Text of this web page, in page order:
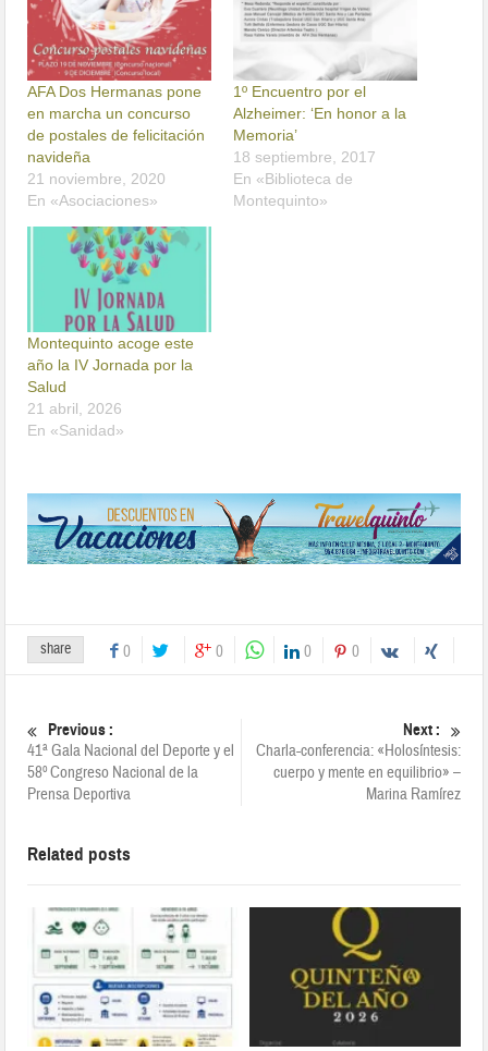
AFA Dos Hermanas pone
en marcha un concurso
de postales de felicitación
navideña
21 noviembre, 2020
En «Asociaciones»
1º Encuentro por el
Alzheimer: ‘En honor a la
Memoria’
18 septiembre, 2017
En «Biblioteca de
Montequinto»
Montequinto acoge este
año la IV Jornada por la
Salud
21 abril, 2026
En «Sanidad»
share 0 0 0 0
Previous :
41ª Gala Nacional del Deporte y el
58º Congreso Nacional de la
Prensa Deportiva
Next :
Charla-conferencia: «Holosíntesis:
cuerpo y mente en equilibrio» –
Marina Ramírez
Related posts